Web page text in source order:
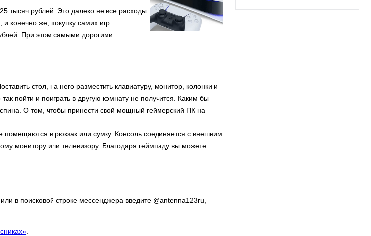
тысяч рублей. Это далеко не все расходы.
конечно же, покупку самих игр.
При этом самыми дорогими
стол, на него разместить клавиатуру, монитор, колонки и
пойти и поиграть в другую комнату не получится. Каким бы
О том, чтобы принести свой мощный геймерский ПК на
в рюкзак или сумку. Консоль соединяется с внешним
монитору или телевизору. Благодаря геймпаду вы можете
или в поисковой строке мессенджера введите @antenna123ru,
обнаружено, было весьма